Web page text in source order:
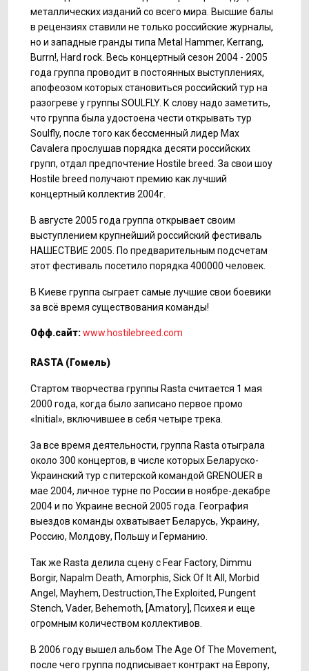
металлических изданий со всего мира. Высшие балы
в рецензиях ставили не только российские журналы,
но и западные гранды типа Metal Hammer, Kerrang,
Burrn!, Hard rock. Весь концертный сезон 2004 - 2005
года группа проводит в постоянных выступлениях,
апофеозом которых становиться российский тур на
разогреве у группы SOULFLY. К слову надо заметить,
что группа была удостоена чести открывать тур
Soulfly, после того как бессменный лидер Max
Cavalera прослушав порядка десяти российских
групп, отдал предпочтение Hostile breed. За свои шоу
Hostile breed получают премию как лучший
концертный коллектив 2004г.
В августе 2005 года группа открывает своим
выступлением крупнейший российский фестиваль
НАШЕСТВИЕ 2005. По предварительным подсчетам
этот фестиваль посетило порядка 400000 человек.
В Киеве группа сыграет самые лучшие свои боевики
за всё время существования команды!
Офф.сайт:www.hostilebreed.com
RASTA (Гомель)
Стартом творчества группы Rasta считается 1 мая
2000 года, когда было записано первое промо
«Initial», включившее в себя четыре трека.
За все время деятельности, группа Rasta отыграла
около 300 концертов, в числе которых Беларуско-
Украинский тур с питерской командой GRENOUER в
мае 2004, личное турне по России в ноябре-декабре
2004 и по Украине весной 2005 года. География
выездов команды охватывает Беларусь, Украину,
Россию, Молдову, Польшу и Германию.
Так же Rasta делила сцену с Fear Factory, Dimmu
Borgir, Napalm Death, Amorphis, Sick Of It All, Morbid
Angel, Mayhem, Destruction,The Exploited, Pungent
Stench, Vader, Behemoth, [Amatory], Психея и еще
огромным количеством коллективов.
В 2006 году вышел альбом The Age Of The Movement,
после чего группа подписывает контракт на Европу,